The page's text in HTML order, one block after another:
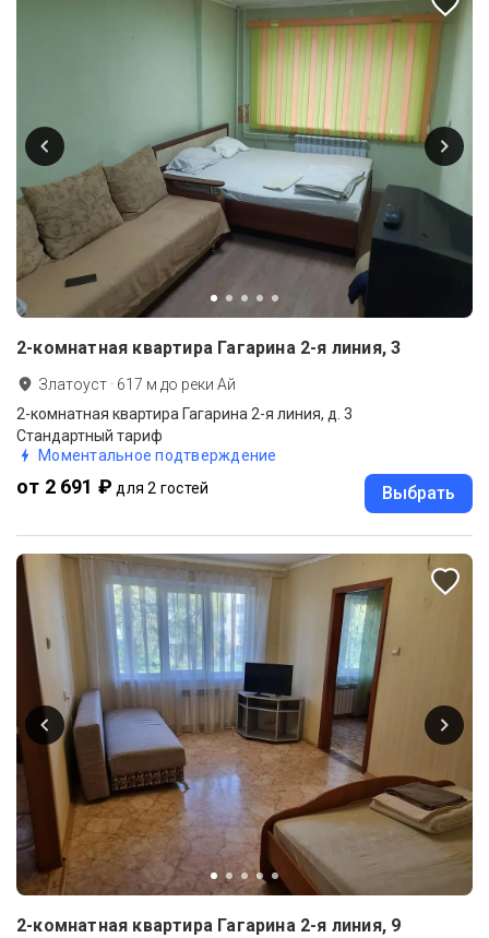
2-комнатная квартира Гагарина 2-я линия, 3
Златоуст · 617 м до реки Ай
2-комнатная квартира Гагарина 2-я линия, д. 3
Стандартный тариф
Моментальное подтверждение
от 2 691 ₽ для 2 гостей Выбрать
2-комнатная квартира Гагарина 2-я линия, 9